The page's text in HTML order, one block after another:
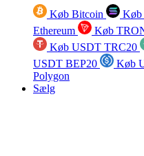
Køb Bitcoin Køb
Ethereum
Køb
Køb USDT TRC20
USDT BEP20
Køb
Polygon
Sælg